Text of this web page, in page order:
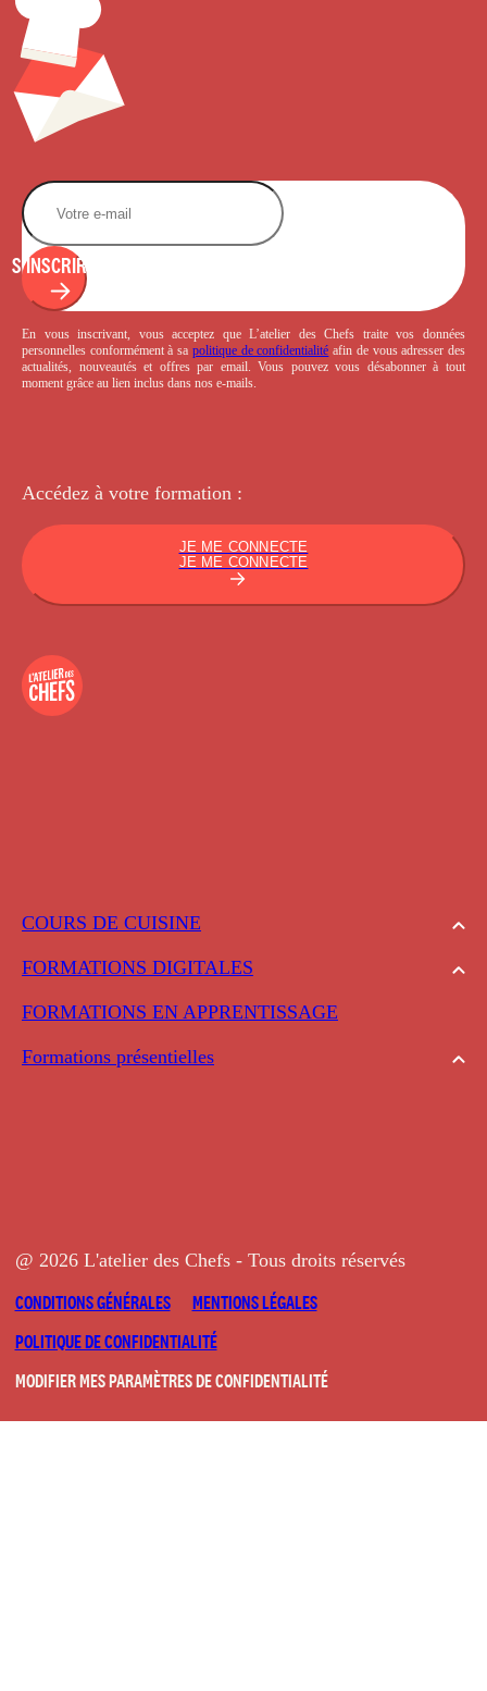
COURS DE CUISINE
FORMATIONS DIGITALES
FORMATIONS EN APPRENTISSAGE
Formations présentielles
S'INSCRIRE
En vous inscrivant, vous acceptez que L’atelier des Chefs traite vos données
personnelles conformément à sa politique de confidentialité afin de vous adresser des
actualités, nouveautés et offres par email. Vous pouvez vous désabonner à tout
moment grâce au lien inclus dans nos e-mails.
Accédez à votre formation :
JE ME CONNECTE
JE ME CONNECTE
@ 2026 L'atelier des Chefs - Tous droits réservés
CONDITIONS GÉNÉRALES
MENTIONS LÉGALES
POLITIQUE DE CONFIDENTIALITÉ
MODIFIER MES PARAMÈTRES DE CONFIDENTIALITÉ